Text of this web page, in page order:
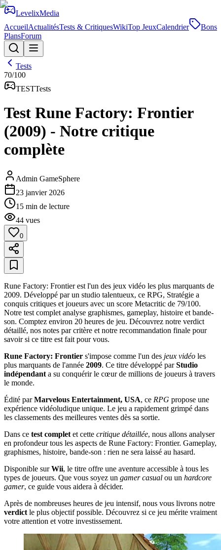
LevelixMedia
AccueilActualitésTests & CritiquesWikiTop JeuxCalendrier
Bons
PlansForum
Tests
70/100
TESTTests
Test Rune Factory: Frontier
(2009) - Notre critique
complète
Admin GameSphere
23 janvier 2026
15 min de lecture
44 vues
0
Rune Factory: Frontier est l'un des jeux vidéo les plus marquants de
2009. Développé par un studio talentueux, ce RPG, Stratégie a
conquis critiques et joueurs avec un score Metacritic de 79/100.
Notre test complet analyse graphismes, gameplay, histoire et bande-
son. Comptez environ 20 heures de jeu. Découvrez notre verdict
détaillé, nos notes par critère et notre recommandation finale pour
savoir si ce titre est fait pour vous.
Rune Factory: Frontier s'impose comme l'un des jeux vidéo les
plus marquants de l'année 2009. Ce titre développé parStudio
indépendant a su conquérir le cœur de millions de joueurs à travers
le monde.
Édité parMarvelous Entertainment, USA, ce RPG propose une
expérience vidéoludique unique. Le jeu a rapidement grimpé dans
les classements des meilleures ventes dès sa sortie.
Dans ce test complet et cette critique détaillée, nous allons analyser
en profondeur tous les aspects de Rune Factory: Frontier. Gameplay,
graphismes, histoire, bande-son : rien ne sera laissé au hasard.
Disponible surWii, le titre offre une aventure accessible à tous les
types de joueurs. Que vous soyez un gamer casual ou un hardcore
gamer, ce guide vous aidera à décider.
Après de nombreuses heures de jeu intensif, nous vous livrons notre
verdict le plus objectif possible. Découvrez si ce jeu mérite vraiment
votre attention et votre investissement.